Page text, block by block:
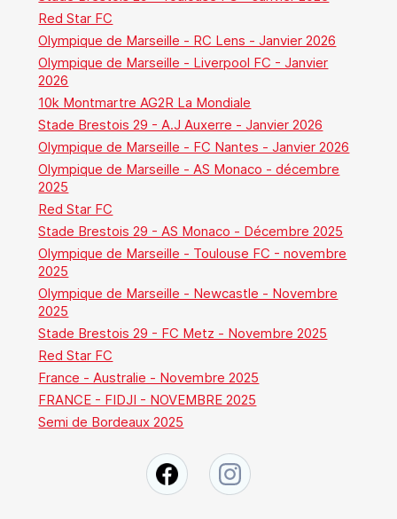
Red Star FC
Olympique de Marseille - RC Lens - Janvier 2026
Olympique de Marseille - Liverpool FC - Janvier
2026
10k Montmartre AG2R La Mondiale
Stade Brestois 29 - A.J Auxerre - Janvier 2026
Olympique de Marseille - FC Nantes - Janvier 2026
Olympique de Marseille - AS Monaco - décembre
2025
Red Star FC
Stade Brestois 29 - AS Monaco - Décembre 2025
Olympique de Marseille - Toulouse FC - novembre
2025
Olympique de Marseille - Newcastle - Novembre
2025
Stade Brestois 29 - FC Metz - Novembre 2025
Red Star FC
France - Australie - Novembre 2025
FRANCE - FIDJI - NOVEMBRE 2025
Semi de Bordeaux 2025